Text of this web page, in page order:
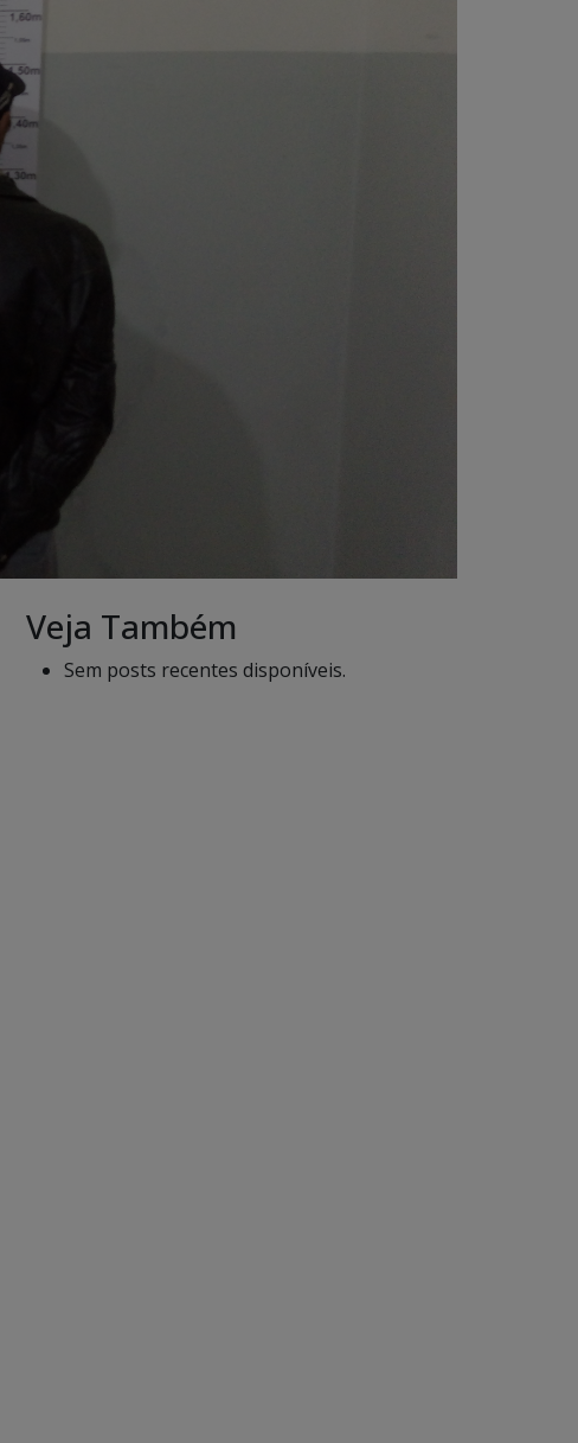
Veja Também
Sem posts recentes disponíveis.